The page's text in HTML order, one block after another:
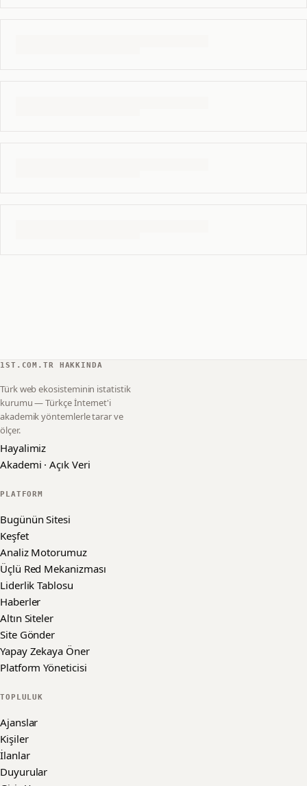
1ST.COM.TR HAKKINDA
Türk web ekosisteminin istatistik
kurumu — Türkçe İnternet'i
akademik yöntemlerle tarar ve
ölçer.
Hayalimiz
Akademi · Açık Veri
PLATFORM
Bugünün Sitesi
Keşfet
Analiz Motorumuz
Üçlü Red Mekanizması
Liderlik Tablosu
Haberler
Altın Siteler
Site Gönder
Yapay Zekaya Öner
Platform Yöneticisi
TOPLULUK
Ajanslar
Kişiler
İlanlar
Duyurular